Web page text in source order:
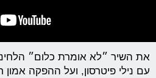
את השיר ״לא אומרת כלום״
עם נילי פיטרסון, ועל ההפקה